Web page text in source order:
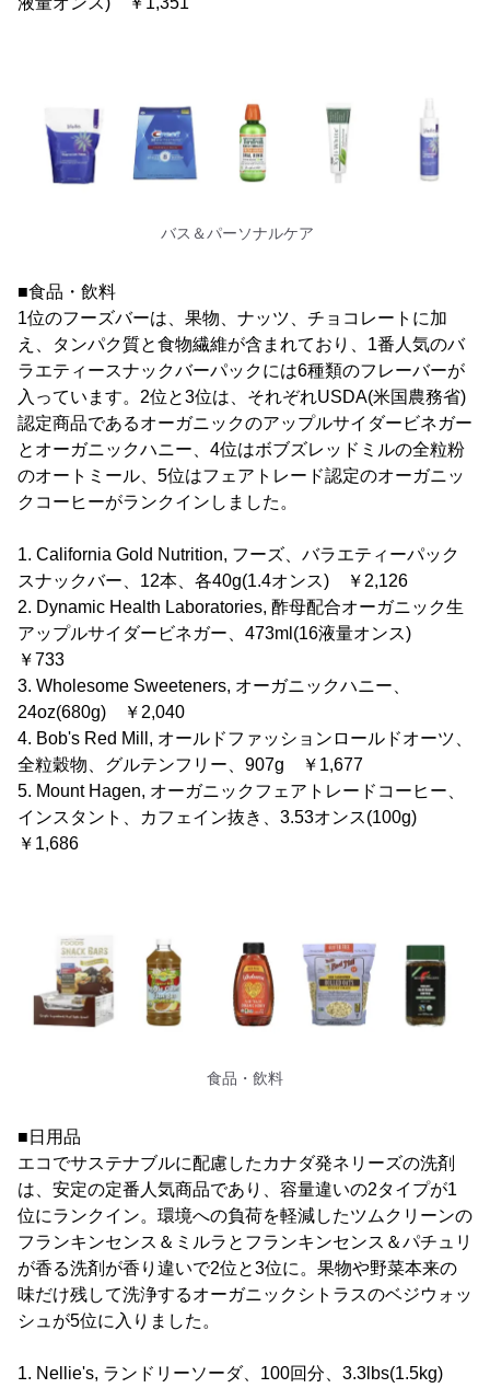
バス＆パーソナルケア
■食品・飲料
1位のフーズバーは、果物、ナッツ、チョコレートに加
え、タンパク質と食物繊維が含まれており、1番人気のバ
ラエティースナックバーパックには6種類のフレーバーが
入っています。2位と3位は、それぞれUSDA(米国農務省)
認定商品であるオーガニックのアップルサイダービネガー
とオーガニックハニー、4位はボブズレッドミルの全粒粉
のオートミール、5位はフェアトレード認定のオーガニッ
クコーヒーがランクインしました。
1. California Gold Nutrition, フーズ、バラエティーパック
スナックバー、12本、各40g(1.4オンス) ￥2,126
2. Dynamic Health Laboratories, 酢母配合オーガニック生
アップルサイダービネガー、473ml(16液量オンス)
￥733
3. Wholesome Sweeteners, オーガニックハニー、
24oz(680g) ￥2,040
4. Bob's Red Mill, オールドファッションロールドオーツ、
全粒穀物、グルテンフリー、907g ￥1,677
5. Mount Hagen, オーガニックフェアトレードコーヒー、
インスタント、カフェイン抜き、3.53オンス(100g)
￥1,686
食品・飲料
■日用品
エコでサステナブルに配慮したカナダ発ネリーズの洗剤
は、安定の定番人気商品であり、容量違いの2タイプが1
位にランクイン。環境への負荷を軽減したツムクリーンの
フランキンセンス＆ミルラとフランキンセンス＆パチュリ
が香る洗剤が香り違いで2位と3位に。果物や野菜本来の
味だけ残して洗浄するオーガニックシトラスのベジウォッ
シュが5位に入りました。
1. Nellie's, ランドリーソーダ、100回分、3.3lbs(1.5kg)